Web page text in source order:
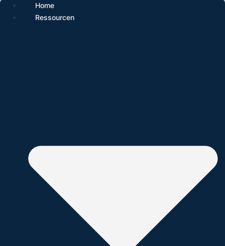
Home
Ressourcen